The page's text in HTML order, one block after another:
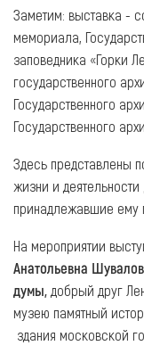
Заметим: выставка -
мемориала,
заповедника «Горки
государственного
Государственного
Государственного
Здесь представлены
жизни и
принадлежавшие ему
На мероприятии
Анатольевна
думы, добрый друг
музею памятный
здания московской